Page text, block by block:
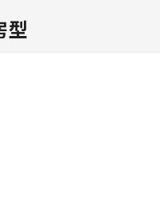
欢的服装，展现您最好的一
在悠闲的白天和晚上，客房
型